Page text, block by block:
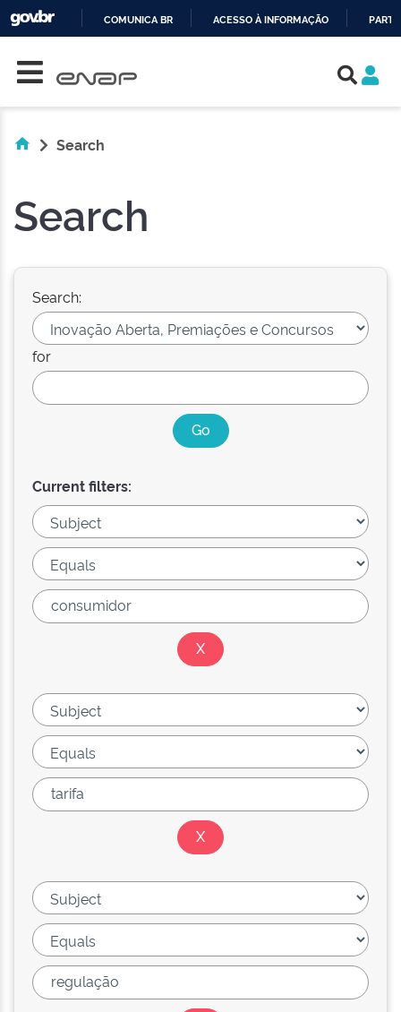
COMUNICA BR ACESSO À INFORMAÇÃO
Search
Search
Search:
for
Current filters: